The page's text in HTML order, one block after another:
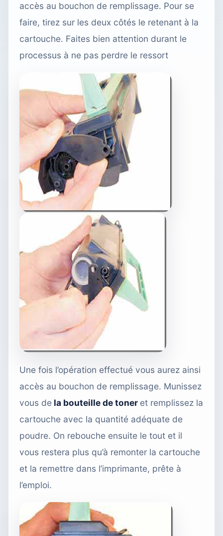
accès au bouchon de remplissage. Pour se
faire, tirez sur les deux côtés le retenant à la
cartouche. Faites bien attention durant le
processus à ne pas perdre le ressort
Une fois l’opération effectué vous aurez ainsi
accès au bouchon de remplissage. Munissez
vous de la bouteille de toner et remplissez la
cartouche avec la quantité adéquate de
poudre. On rebouche ensuite le tout et il
vous restera plus qu’à remonter la cartouche
et la remettre dans l’imprimante, prête à
l’emploi.